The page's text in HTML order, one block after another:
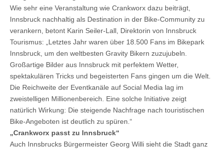
Wie sehr eine Veranstaltung wie Crankworx dazu beiträgt,
Innsbruck nachhaltig als Destination in der Bike-Community zu
verankern, betont Karin Seiler-Lall, Direktorin von Innsbruck
Tourismus: „Letztes Jahr waren über 18.500 Fans im Bikepark
Innsbruck, um den weltbesten Gravity Bikern zuzujubeln.
Großartige Bilder aus Innsbruck mit perfektem Wetter,
spektakulären Tricks und begeisterten Fans gingen um die Welt.
Die Reichweite der Eventkanäle auf Social Media lag im
zweistelligen Millionenbereich. Eine solche Initiative zeigt
natürlich Wirkung: Die steigende Nachfrage nach touristischen
Bike-Angeboten ist deutlich zu spüren.“
„Crankworx passt zu Innsbruck“
Auch Innsbrucks Bürgermeister Georg Willi sieht die Stadt ganz